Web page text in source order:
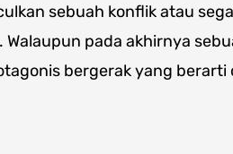
sebuah konflik atau
pada akhirnya
bergerak yang berarti